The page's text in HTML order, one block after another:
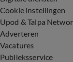
Cookie instellingen
Upod & Talpa
Adverteren
Vacatures
Publieksservice